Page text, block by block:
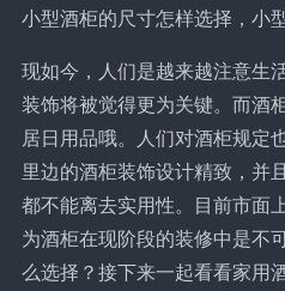
小型酒柜的尺寸怎样选择，小
现如今，人们是越来越注意生
装饰将被觉得更为关键。而酒
居日用品哦。人们对酒柜规定
里边的酒柜装饰设计精致，并
都不能离去实用性。目前市面
为酒柜在现阶段的装修中是不
么选择？接下来一起看看家用